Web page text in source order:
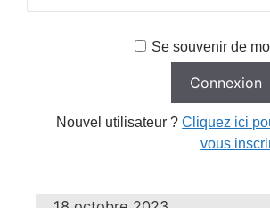
Se souvenir de
Nouvel utilisateur ?Cliquez ici
vous